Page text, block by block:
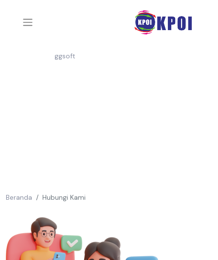
ggsoft
Beranda Hubungi Kami